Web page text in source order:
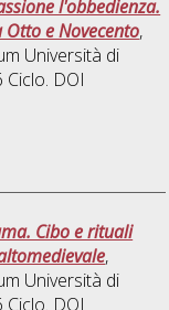
l'obbedienza.
e Novecento,
Università di
Ciclo. DOI
Cibo e rituali
,
Università di
Ciclo. DOI